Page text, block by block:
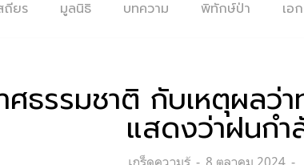
ถียร มูลนิธิ บทความ พิทักษ์ป่า เอ
ธรรมชาติ กับเหตุผลว่า
แสดงว่าฝนกำ
Categories:
เกร็ดความรู้ Posted
8 ตุลาคม 2024